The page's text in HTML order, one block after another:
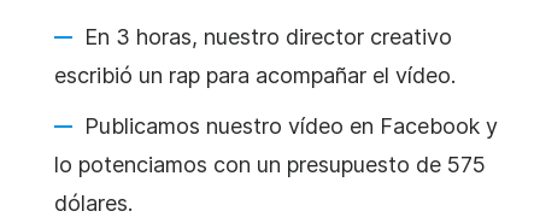
En 3 horas, nuestro director creativo
escribió un rap para acompañar el vídeo.
Publicamos nuestro vídeo en Facebook y
lo potenciamos con un presupuesto de 575
dólares.